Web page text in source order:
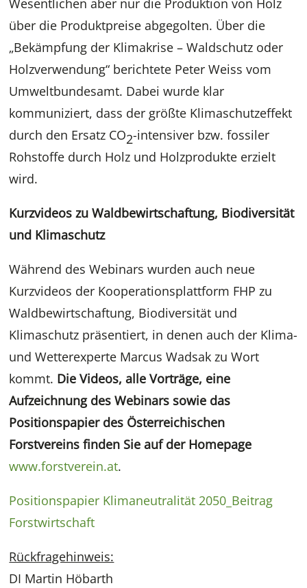
Wesentlichen aber nur die Produktion von Holz
über die Produktpreise abgegolten. Über die
„Bekämpfung der Klimakrise – Waldschutz oder
Holzverwendung“ berichtete Peter Weiss vom
Umweltbundesamt. Dabei wurde klar
kommuniziert, dass der größte Klimaschutzeffekt
durch den Ersatz CO2-intensiver bzw. fossiler
Rohstoffe durch Holz und Holzprodukte erzielt
wird.
Kurzvideos zu Waldbewirtschaftung, Biodiversität
und Klimaschutz
Während des Webinars wurden auch neue
Kurzvideos der Kooperationsplattform FHP zu
Waldbewirtschaftung, Biodiversität und
Klimaschutz präsentiert, in denen auch der Klima-
und Wetterexperte Marcus Wadsak zu Wort
kommt. Die Videos, alle Vorträge, eine
Aufzeichnung des Webinars sowie das
Positionspapier des Österreichischen
Forstvereins finden Sie auf der Homepage
www.forstverein.at.
Positionspapier Klimaneutralität 2050_Beitrag
Forstwirtschaft
Rückfragehinweis:
DI Martin Höbarth